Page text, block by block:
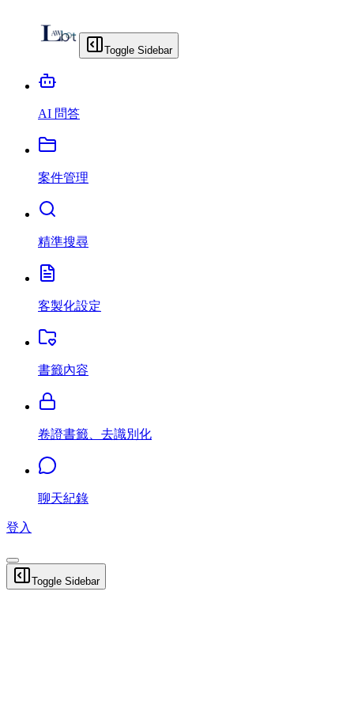
Toggle Sidebar
AI 問答
案件管理
精準搜尋
客製化設定
書籤內容
卷證書籤、去識別化
聊天紀錄
登入
Toggle Sidebar